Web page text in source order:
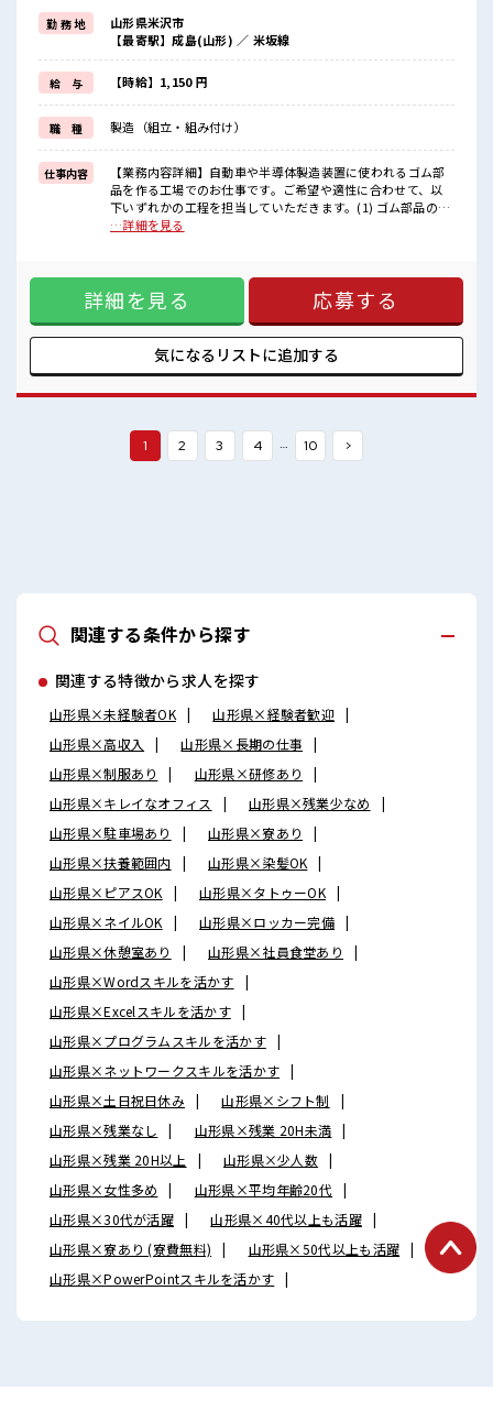
派手過ぎなければ髪型や髪色自由♪
(規定有)制服があると毎日の服選びに悩まずOK♪
≪未経験OKの仕事≫
新しいことにチャレンジするのは不安だけど、
しっかり働く環境が整っています！
イチからスキルUP・ステップUP目指していきましょう！
≪様々なお仕事をご提案≫
一人で悩まず気軽に相談できる、
派遣のお仕事です！
■職場の雰囲気
髪型にこだわりのあるアナタは必見！
髪型自由な職場！
私物の置きすぎには注意が必要ですね★
勤 務 地
山形県米沢市
【最寄駅】成島(山形) ／ 米坂線
給 与 【時給】1,150 円
職 種 製造（組立・組み付け）
仕事内容
【業務内容詳細】自動車や半導体製造装置に使われるゴム部
品を作る工場でのお仕事です。ご希望や適性に合わせて、以
下いずれかの工程を担当していただきます。(1) ゴム部品の成
形作業・ゴム材料を機械にセット・ボタンを押して製品を作
料を機械で混ぜ合わせる・完成した材料を決められた大きさ
にカットする・重さを量って次の工程へ渡す※空調完備の職
場です※立ち作業になりますが、ライン作業ではありません
※先輩社員が丁寧に教えるので未経験の方も安心です(3) 検査
作業・完成したゴム製品にキズや汚れがないか確認・形や大
きさに問題がないかチェック・良品と不良品を仕分けるコツ
比較的小さなものが多く、未経験からスタートした方も多数
製造装置用ゴム部品・医療機器用ゴム部品・測量機器用ゴム
すぎには注意が必要ですね★
…詳細を見る
詳細を見る 応募する
気になるリストに追加する
1 2 3 4 … 10 >
関連する条件から探す
関連する特徴から求人を探す
山形県×未経験者OK
山形県×経験者歓迎
山形県×高収入
山形県×長期の仕事
山形県×制服あり
山形県×研修あり
山形県×キレイなオフィス
山形県×残業少なめ
山形県×駐車場あり
山形県×寮あり
山形県×扶養範囲内
山形県×染髪OK
山形県×ピアスOK
山形県×タトゥーOK
山形県×ネイルOK
山形県×ロッカー完備
山形県×休憩室あり
山形県×社員食堂あり
山形県×Wordスキルを活かす
山形県×Excelスキルを活かす
山形県×プログラムスキルを活かす
山形県×ネットワークスキルを活かす
山形県×土日祝日休み
山形県×シフト制
山形県×残業なし
山形県×残業 20H未満
山形県×残業 20H以上
山形県×少人数
山形県×女性多め
山形県×平均年齢20代
山形県×30代が活躍
山形県×40代以上も活躍
山形県×寮あり (寮費無料)
山形県×50代以上も活躍
山形県×PowerPointスキルを活かす